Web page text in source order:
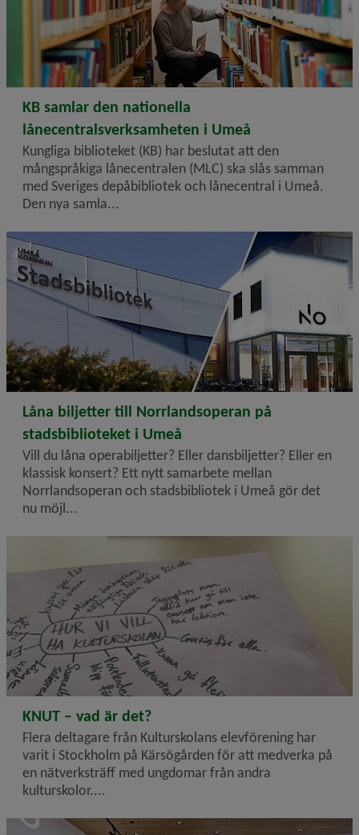
2026-02-23
KB samlar den nationella
lånecentralsverksamheten i Umeå
Kungliga biblioteket (KB) har beslutat att den
mångspråkiga lånecentralen (MLC) ska slås samman
med Sveriges depåbibliotek och lånecentral i Umeå.
Den nya samla...
2026-02-09
Låna biljetter till Norrlandsoperan på
stadsbiblioteket i Umeå
Vill du låna operabiljetter? Eller dansbiljetter? Eller en
klassisk konsert? Ett nytt samarbete mellan
Norrlandsoperan och stadsbibliotek i Umeå gör det
nu möjl...
2026-02-06
KNUT – vad är det?
Flera deltagare från Kulturskolans elevförening har
varit i Stockholm på Kärsögården för att medverka på
en nätverksträff med ungdomar från andra
kulturskolor....